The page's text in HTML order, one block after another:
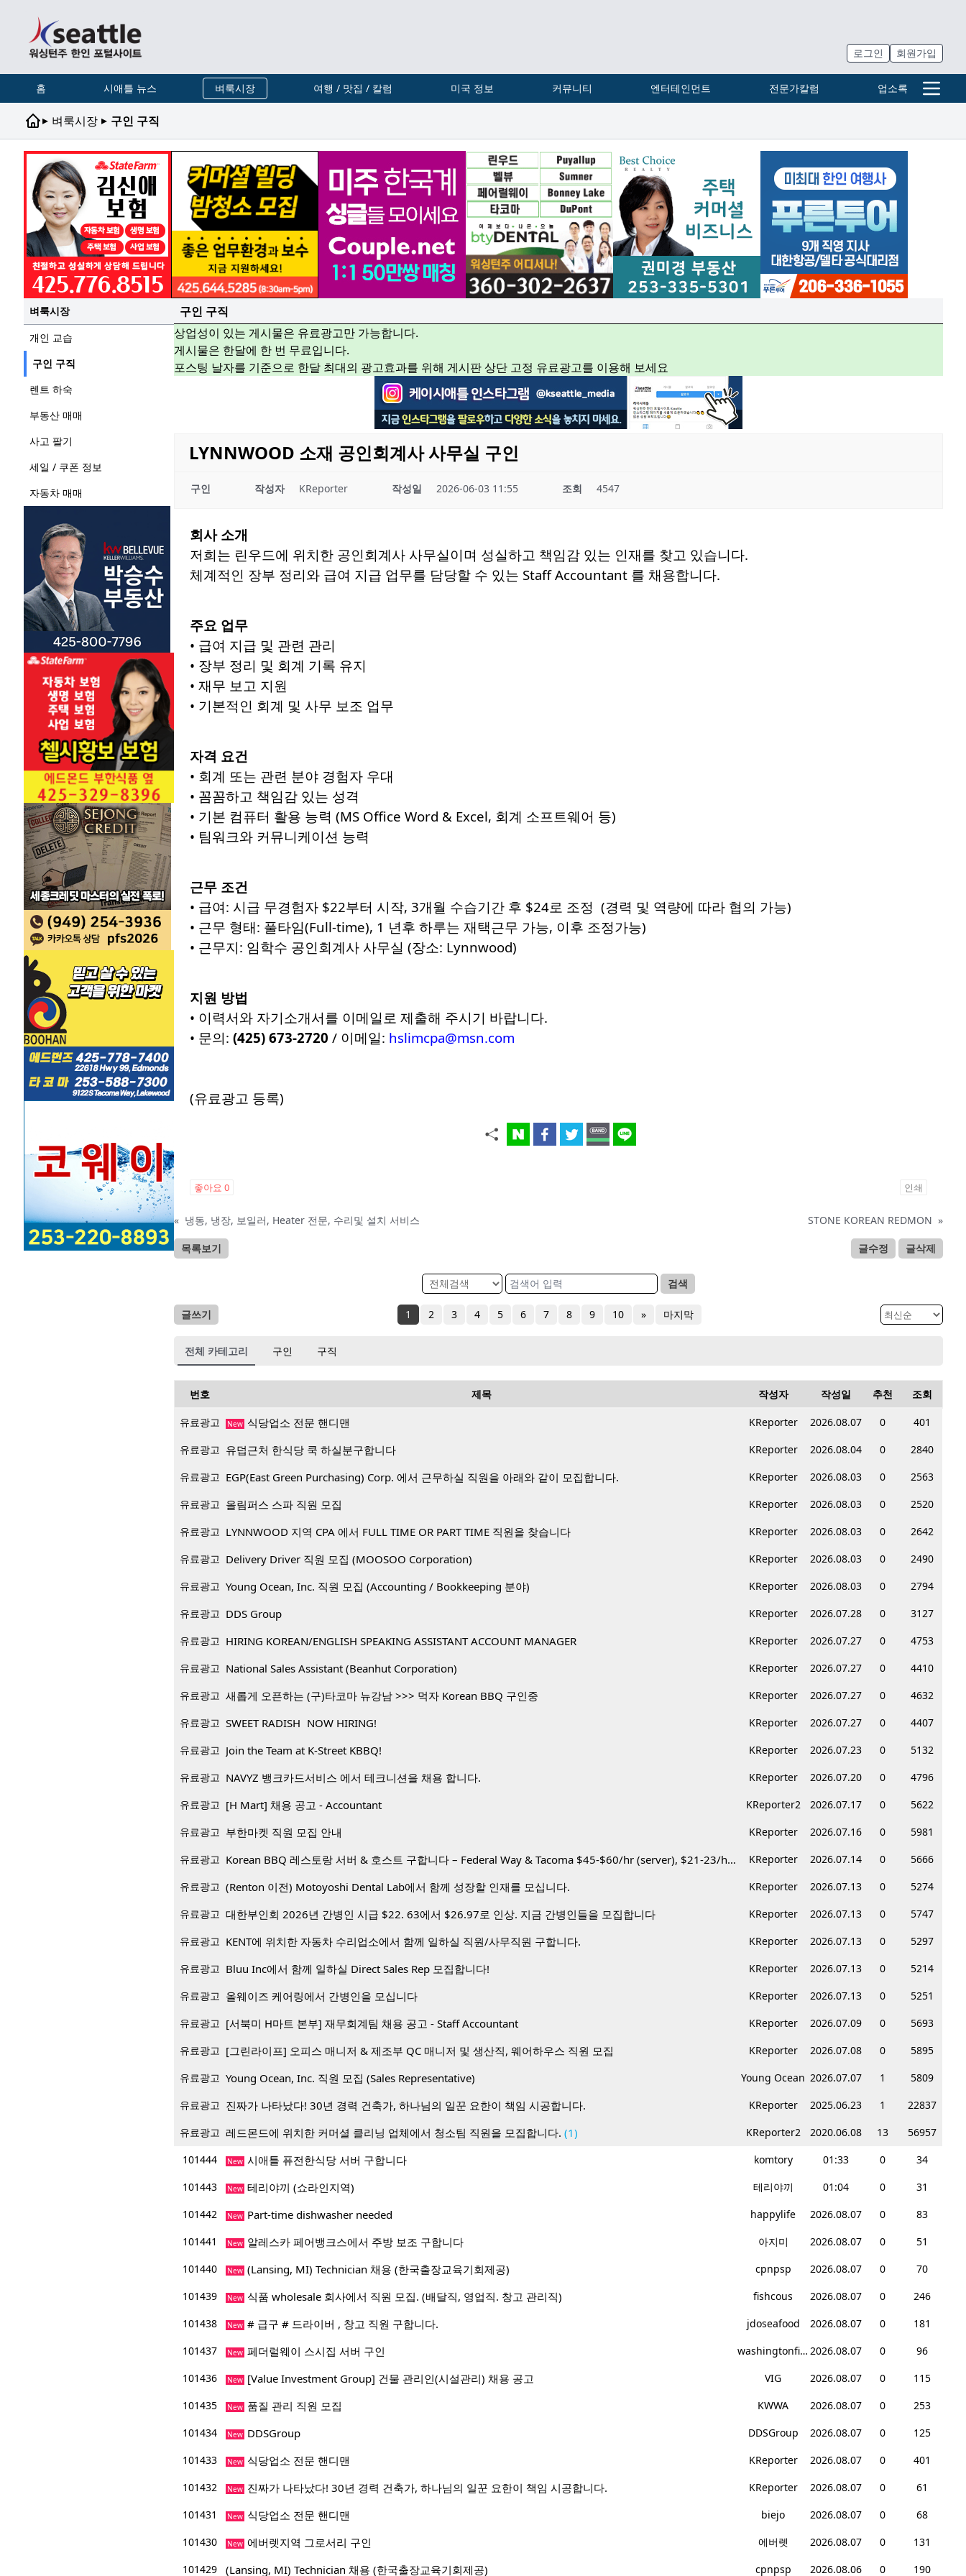
로그인 회원가입
홈 시애틀 뉴스 벼룩시장 여행 / 맛집 / 칼럼 미국 정보 커뮤니티 엔터테인먼트 전문가칼럼 업소록
▸ 벼룩시장 ▸ 구인 구직
벼룩시장
개인 교습
구인 구직
렌트 하숙
부동산 매매
사고 팔기
세일 / 쿠폰 정보
자동차 매매
구인 구직
상업성이 있는 게시물은 유료광고만 가능합니다.
게시물은 한달에 한 번 무료입니다.
포스팅 날자를 기준으로 한달 최대의 광고효과를 위해 게시판 상단 고정 유료광고를 이용해 보세요
LYNNWOOD 소재 공인회계사 사무실 구인
구인 작성자 KReporter 작성일 2026-06-03 11:55 조회 4547
회사 소개
저희는 린우드에 위치한 공인회계사 사무실이며 성실하고 책임감 있는 인재를 찾고 있습니다.
체계적인 장부 정리와 급여 지급 업무를 담당할 수 있는 Staff Accountant 를 채용합니다.
주요 업무
• 급여 지급 및 관련 관리
• 장부 정리 및 회계 기록 유지
• 재무 보고 지원
• 기본적인 회계 및 사무 보조 업무
자격 요건
• 회계 또는 관련 분야 경험자 우대
• 꼼꼼하고 책임감 있는 성격
• 기본 컴퓨터 활용 능력 (MS Office Word & Excel, 회계 소프트웨어 등)
• 팀워크와 커뮤니케이션 능력
근무 조건
• 급여: 시급 무경험자 $22부터 시작, 3개월 수습기간 후 $24로 조정 (경력 및 역량에 따라 협의 가능)
• 근무 형태: 풀타임(Full-time), 1 년후 하루는 재택근무 가능, 이후 조정가능)
• 근무지: 임학수 공인회계사 사무실 (장소: Lynnwood)
지원 방법
• 이력서와 자기소개서를 이메일로 제출해 주시기 바랍니다.
• 문의: (425) 673-2720 / 이메일: hslimcpa@msn.com
(유료광고 등록)
좋아요 0 인쇄
« 냉동, 냉장, 보일러, Heater 전문, 수리및 설치 서비스 STONE KOREAN REDMON »
목록보기 글수정 글삭제
검색
글쓰기 1 2 3 4 5 6 7 8 9 10 » 마지막
전체 카테고리 구인 구직
번호 제목 작성자 작성일 추천 조회
유료광고 New 식당업소 전문 핸디맨 KReporter 2026.08.07 0
401
유료광고 유덥근처 한식당 쿡 하실분구합니다 KReporter 2026.08.04 0
2840
유료광고 EGP(East Green Purchasing) Corp. 에서 근무하실 직원을 아래와 같이 모집합니다. KReporter 2026.08.03 0
2563
유료광고 올림퍼스 스파 직원 모집 KReporter 2026.08.03 0
2520
유료광고 LYNNWOOD 지역 CPA 에서 FULL TIME OR PART TIME 직원을 찾습니다 KReporter 2026.08.03 0
2642
유료광고 Delivery Driver 직원 모집 (MOOSOO Corporation) KReporter 2026.08.03 0
2490
유료광고 Young Ocean, Inc. 직원 모집 (Accounting / Bookkeeping 분야) KReporter 2026.08.03 0
2794
유료광고 DDS Group KReporter 2026.07.28 0
3127
유료광고 HIRING KOREAN/ENGLISH SPEAKING ASSISTANT ACCOUNT MANAGER KReporter 2026.07.27 0
4753
유료광고 National Sales Assistant (Beanhut Corporation) KReporter 2026.07.27 0
4410
유료광고 새롭게 오픈하는 (구)타코마 뉴강남 >>> 먹자 Korean BBQ 구인중 KReporter 2026.07.27 0
4632
유료광고 SWEET RADISH NOW HIRING! KReporter 2026.07.27 0
4407
유료광고 Join the Team at K-Street KBBQ! KReporter 2026.07.23 0
5132
유료광고 NAVYZ 뱅크카드서비스 에서 테크니션을 채용 합니다. KReporter 2026.07.20 0
4796
유료광고 [H Mart] 채용 공고 - Accountant KReporter2 2026.07.17 0
5622
유료광고 부한마켓 직원 모집 안내 KReporter 2026.07.16 0
5981
유료광고
Korean BBQ 레스토랑 서버 & 호스트 구합니다 – Federal Way & Tacoma $45-$60/hr (server), $21-23/hr (Host) KReporter 2026.07.14 0
5666
유료광고 (Renton 이전) Motoyoshi Dental Lab에서 함께 성장할 인재를 모십니다. KReporter 2026.07.13 0
5274
유료광고 대한부인회 2026년 간병인 시급 $22. 63에서 $26.97로 인상. 지금 간병인들을 모집합니다 KReporter 2026.07.13 0
5747
유료광고 KENT에 위치한 자동차 수리업소에서 함께 일하실 직원/사무직원 구합니다. KReporter 2026.07.13 0
5297
유료광고 Bluu Inc에서 함께 일하실 Direct Sales Rep 모집합니다! KReporter 2026.07.13 0
5214
유료광고 올웨이즈 케어링에서 간병인을 모십니다 KReporter 2026.07.13 0
5251
유료광고 [서북미 H마트 본부] 재무회계팀 채용 공고 - Staff Accountant KReporter 2026.07.09 0
5693
유료광고 [그린라이프] 오피스 매니저 & 제조부 QC 매니저 및 생산직, 웨어하우스 직원 모집 KReporter 2026.07.08 0
5895
유료광고 Young Ocean, Inc. 직원 모집 (Sales Representative) Young Ocean 2026.07.07 1
5809
유료광고 진짜가 나타났다! 30년 경력 건축가, 하나님의 일꾼 요한이 책임 시공합니다. KReporter 2025.06.23 1
22837
유료광고 레드몬드에 위치한 커머셜 클리닝 업체에서 청소팀 직원을 모집합니다. (1) KReporter2 2020.06.08 13
56957
101444
New 시애틀 퓨전한식당 서버 구합니다 komtory 01:33 0
34
101443
New 테리야끼 (쇼라인지역) 테리야끼 01:04 0
31
101442
New Part-time dishwasher needed happylife 2026.08.07 0
83
101441
New 알레스카 페어뱅크스에서 주방 보조 구합니다 아지미 2026.08.07 0
51
101440
New (Lansing, MI) Technician 채용 (한국출장교육기회제공) cpnpsp 2026.08.07 0
70
101439
New 식품 wholesale 회사에서 직원 모집. (배달직, 영업직. 창고 관리직) fishcous 2026.08.07 0
246
101438
New # 급구 # 드라이버 , 창고 직원 구합니다. jdoseafood 2026.08.07 0
181
101437
New 페더럴웨이 스시집 서버 구인 washingtonfish 2026.08.07 0
96
101436
New [Value Investment Group] 건물 관리인(시설관리) 채용 공고 VIG 2026.08.07 0
115
101435
New 품질 관리 직원 모집 KWWA 2026.08.07 0
253
101434
New DDSGroup DDSGroup 2026.08.07 0
125
101433
New 식당업소 전문 핸디맨 KReporter 2026.08.07 0
401
101432
New 진짜가 나타났다! 30년 경력 건축가, 하나님의 일꾼 요한이 책임 시공합니다. KReporter 2026.08.07 0
61
101431
New 식당업소 전문 핸디맨 biejo 2026.08.07 0
68
101430
New 에버렛지역 그로서리 구인 에버렛 2026.08.07 0
131
101429
(Lansing, MI) Technician 채용 (한국출장교육기회제공) cpnpsp 2026.08.06 0 190